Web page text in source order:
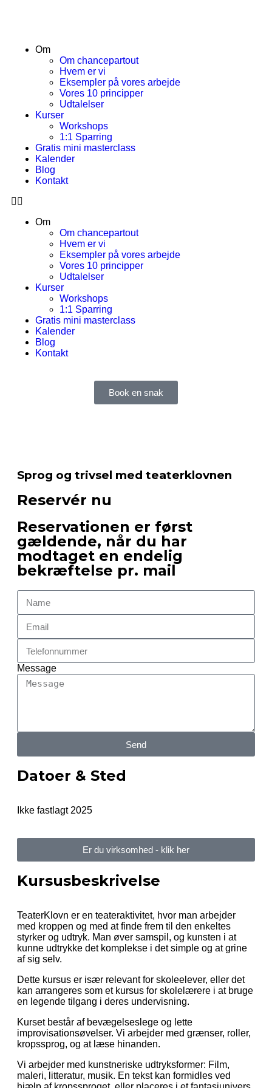
Om
Om chancepartout
Hvem er vi
Eksempler på vores arbejde
Vores 10 principper
Udtalelser
Kurser
Workshops
1:1 Sparring
Gratis mini masterclass
Kalender
Blog
Kontakt
Om
Om chancepartout
Hvem er vi
Eksempler på vores arbejde
Vores 10 principper
Udtalelser
Kurser
Workshops
1:1 Sparring
Gratis mini masterclass
Kalender
Blog
Kontakt
Book en snak
Sprog og trivsel med teaterklovnen
Reservér nu
Reservationen er først
gældende, når du har
modtaget en endelig
bekræftelse pr. mail
Message
Send
Datoer & Sted
Ikke fastlagt 2025
Er du virksomhed - klik her
Kursusbeskrivelse
TeaterKlovn er en teateraktivitet, hvor man arbejder
med kroppen og med at finde frem til den enkeltes
styrker og udtryk. Man øver samspil, og kunsten i at
kunne udtrykke det komplekse i det simple og at grine
af sig selv.
Dette kursus er især relevant for skoleelever, eller det
kan arrangeres som et kursus for skolelærere i at bruge
en legende tilgang i deres undervisning.
Kurset består af bevægelseslege og lette
improvisationsøvelser. Vi arbejder med grænser, roller,
kropssprog, og at læse hinanden.
Vi arbejder med kunstneriske udtryksformer: Film,
maleri, litteratur, musik. En tekst kan formidles ved